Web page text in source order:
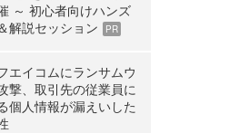
～ 初心者向けハンズ
解説セッション
PR
エイコムにランサムウ
撃、取引先の従業員に
個人情報が漏えいした